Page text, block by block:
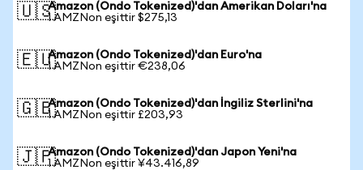
🇺🇸Amazon (Ondo Tokenized)'dan Amerikan Doları'na
1 AMZNon eşittir $275,13
🇪🇺Amazon (Ondo Tokenized)'dan Euro'na
1 AMZNon eşittir €238,06
🇬🇧Amazon (Ondo Tokenized)'dan İngiliz Sterlini'na
1 AMZNon eşittir £203,93
🇯🇵Amazon (Ondo Tokenized)'dan Japon Yeni'na
1 AMZNon eşittir ¥43.416,89